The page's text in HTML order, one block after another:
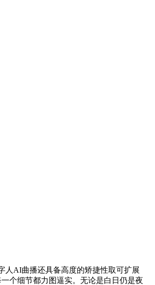
人AI曲播还具备高度的矫捷性取可扩展
个细节都力图逼实。无论是白日仍是夜